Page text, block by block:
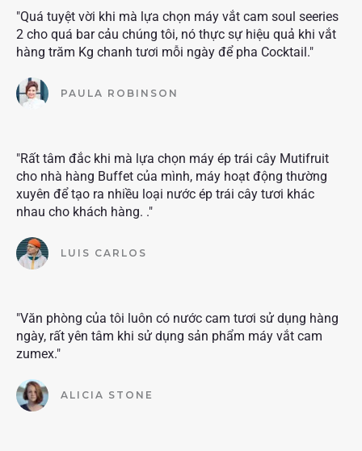
"Quá tuyệt vời khi mà lựa chọn máy vắt cam soul seeries
2 cho quá bar cảu chúng tôi, nó thực sự hiệu quả khi vắt
hàng trăm Kg chanh tươi mỗi ngày để pha Cocktail."
PAULA ROBINSON
"Rất tâm đắc khi mà lựa chọn máy ép trái cây Mutifruit
cho nhà hàng Buffet của mình, máy hoạt động thường
xuyên để tạo ra nhiều loại nước ép trái cây tươi khác
nhau cho khách hàng. ."
LUIS CARLOS
"Văn phòng của tôi luôn có nước cam tươi sử dụng hàng
ngày, rất yên tâm khi sử dụng sản phẩm máy vắt cam
zumex."
ALICIA STONE